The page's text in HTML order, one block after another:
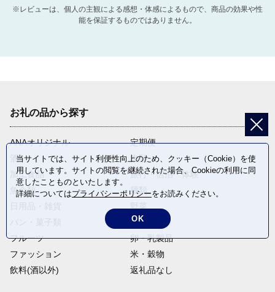
※レビューは、個人の主観による感想・体感によるもので、商品の効果や性
能を保証するものではありません。
お礼の品から探す
ANAオリジナル
定期便
酒
肉類
加工食品
旅行・宿泊・体験
魚介類
麺類
電化製品
フルーツ
卵・乳製品
ファッション
米・穀物
飲料(酒以外)
返礼品なし
当サイトでは、サイト利便性向上のため、クッキー（Cookie）を使
用しています。サイトの閲覧を継続された場合、Cookieの利用に同
意したことものといたします。
詳細についてはプライバシーポリシーをお読みください。
OK